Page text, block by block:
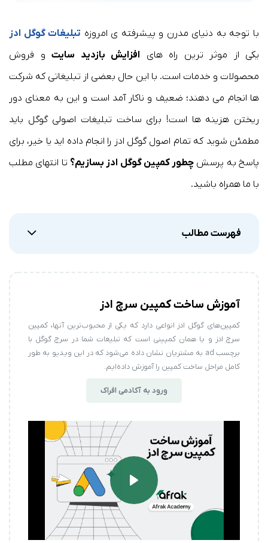
با توجه به دنیای مدرن و پیشرفته ی امروزه تبلیغات گوگل ادز
یکی از موثر ترین راه های افزایش بازدید سایت و فروش
محصولات و خدمات است. با این حال بعضی از تبلیغاتی که شرکت
ها انجام می دهند؛ ضعیف و ناکار آمد است و این به معنای دور
ریختن هزینه ها است! برای ساخت تبلیغات اصولی گوگل باید
مطمئن شوید که تمام اصول گوگل ادز را انجام داده اید یا خیر، برای
پاسخ به پرسش چطور کمپین گوگل ادز بسازیم؟ تا انتهای مطلب
با ما همراه باشید.
فهرست مطالب
آموزش ساخت کمپین سرچ ادز
کمپین‌های گوگل ادز انواعی دارد که یکی از محبوب‌ترین آنها، کمپین
سرچ ادز و یا همان کمپینی است که تبلیغات شما در سرچ گوگل با
برچسب ad به مشتریان نشان داده می‌شود که در این ویدیو به طور
کامل مراحل ساخت کمپین را آموزش داده‌ایم.
ورود به آکادمی افراک
Play